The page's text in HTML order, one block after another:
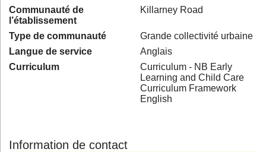
Communauté de
l’établissement
Killarney Road
Type de communauté
Grande collectivité urbaine
Langue de service
Anglais
Curriculum
Curriculum - NB Early
Learning and Child Care
Curriculum Framework
English
Information de contact